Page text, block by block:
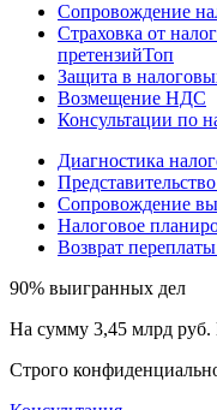
Сопровождение
Страховка от
претензийТоп
Защита в
Возмещение НДС
Консультации по
Диагностика
Сопровождение
Налоговое
Возврат
90% выигранных дел
На сумму 3,45 млрд руб.
Строго